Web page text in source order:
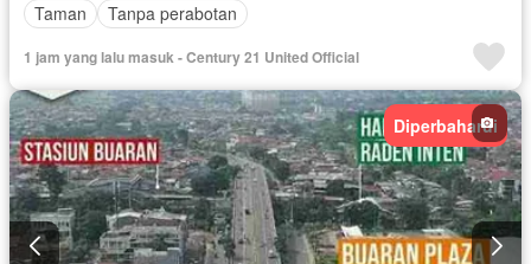
Taman
Tanpa perabotan
1 jam yang lalu masuk - Century 21 United Official
Diperbaharui